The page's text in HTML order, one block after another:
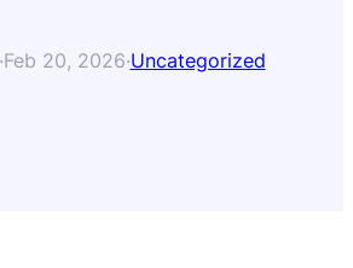
·Feb 20, 2026·Uncategorized